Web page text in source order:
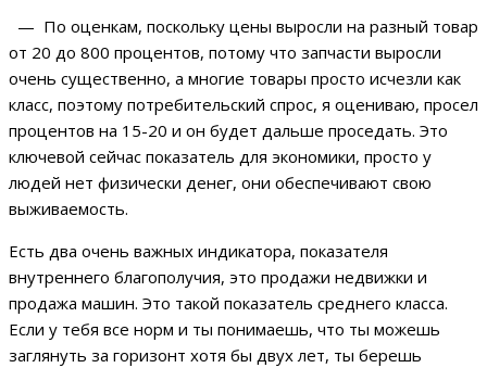
— По оценкам, поскольку цены выросли на разный товар
от 20 до 800 процентов, потому что запчасти выросли
очень существенно, а многие товары просто исчезли как
класс, поэтому потребительский спрос, я оцениваю, просел
процентов на 15-20 и он будет дальше проседать. Это
ключевой сейчас показатель для экономики, просто у
людей нет физически денег, они обеспечивают свою
выживаемость.
Есть два очень важных индикатора, показателя
внутреннего благополучия, это продажи недвижки и
продажа машин. Это такой показатель среднего класса.
Если у тебя все норм и ты понимаешь, что ты можешь
заглянуть за горизонт хотя бы двух лет, ты берешь